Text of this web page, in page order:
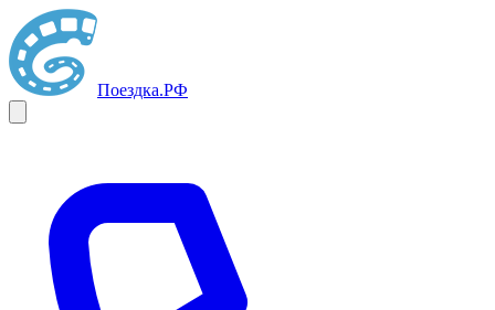
Поездка.РФ